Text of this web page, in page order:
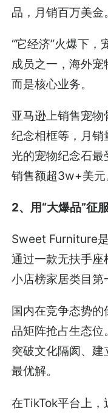
品，月销百万美金。
“它经济”火爆下
成员之一，海外宠
而是核心业务。
亚马逊上销售宠物
纪念相框等，月
光的宠物纪念石
销售额超3w+美元
2、用“大爆品”征
Sweet Furniture
通过一款无扶手座
小店榜家居类目第
国内在竞争态势
品矩阵抢占生态
突破文化隔阂、
最优解。
在TikTok平台上